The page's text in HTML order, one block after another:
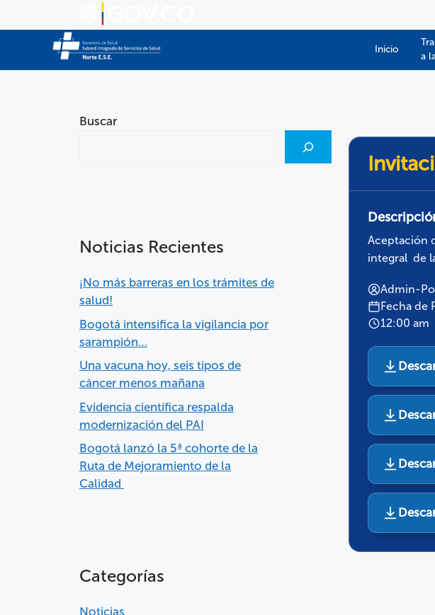
Inicio
a
Aceptación
integral de
Admin-
Fecha de
12:00 am
Buscar
Noticias Recientes
¡No más barreras en los trámites de
salud!
Bogotá intensifica la vigilancia por
sarampión…
Una vacuna hoy, seis tipos de
cáncer menos mañana
Evidencia científica respalda
modernización del PAI
Bogotá lanzó la 5ª cohorte de la
Ruta de Mejoramiento de la
Calidad
Categorías
Noticias